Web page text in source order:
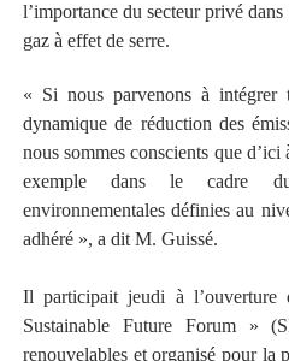
l’importance du secteur privé
gaz à effet de serre.
« Si nous parvenons à intégrer
dynamique de réduction des
nous sommes conscients que
exemple dans le cadre
environnementales définies au
adhéré », a dit M. Guissé.
Il participait jeudi à
Sustainable Future Forum »
renouvelables et organisé pour la